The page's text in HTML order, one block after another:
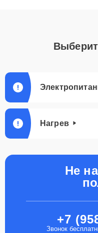
Нагрев
Не
+7
Звонок